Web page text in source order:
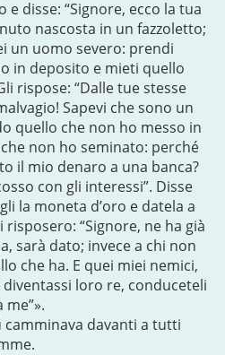
disse: “Signore, ecco la tua
nascosta in un fazzoletto;
un uomo severo: prendi
in deposito e mieti quello
rispose: “Dalle tue stesse
Sapevi che sono un
quello che non ho messo in
non ho seminato: perché
il mio denaro a una banca?
con gli interessi”. Disse
la moneta d’oro e datela a
risposero: “Signore, ne ha già
sarà dato; invece a chi non
che ha. E quei miei nemici,
loro re, conduceteli
camminava davanti a tutti